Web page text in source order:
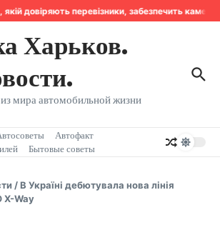
якій довіряють перевізники, забезпечить
Харьков.
мира автомобильной жизни
Автофакт
Бытовые советы
/В Україні дебютувала нова лінія
X-Way